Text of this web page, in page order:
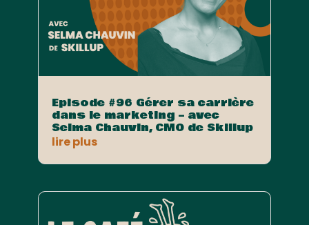
Episode #96 Gérer sa carrière
dans le marketing – avec
Selma Chauvin, CMO de Skillup
lire plus